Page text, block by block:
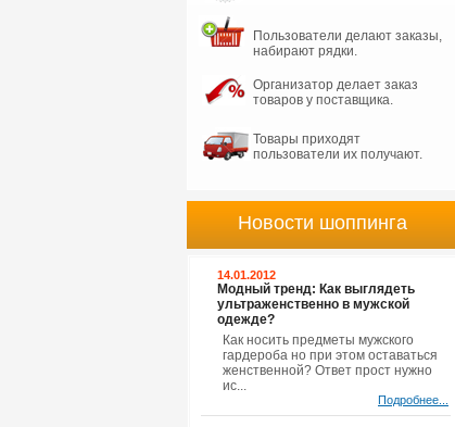
Пользователи делают заказы,
набирают рядки.
Организатор делает заказ
товаров у поставщика.
Товары приходят
пользователи их получают.
Новости шоппинга
14.01.2012
Модный тренд: Как выглядеть
ультраженственно в мужской
одежде?
Как носить предметы мужского
гардероба но при этом оставаться
женственной? Ответ прост нужно
ис...
Подробнее...